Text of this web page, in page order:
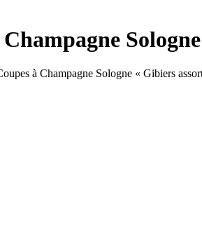
Champagne
à Champagne Sologne « Gibiers